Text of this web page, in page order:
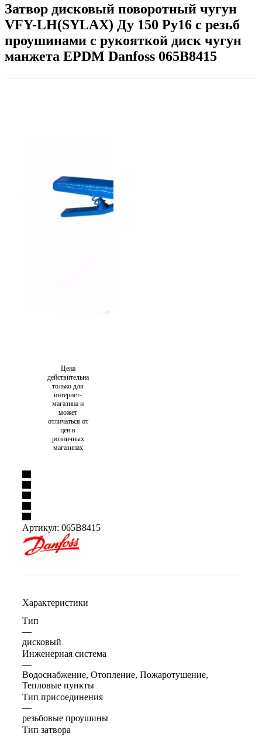
Затвор дисковый поворотный чугун
VFY-LH(SYLAX) Ду 150 Ру16 с резьб
проушинами с рукояткой диск чугун
манжета EPDM Danfoss 065B8415
Цена
действительна
только для
интернет-
магазина и
может
отличаться от
цен в
розничных
магазинах
Артикул: 065B8415
Характеристики
Тип
—
дисковый
Инженерная система
—
Водоснабжение, Отопление, Пожаротушение,
Тепловые пункты
Тип присоединения
—
резьбовые проушины
Тип затвора